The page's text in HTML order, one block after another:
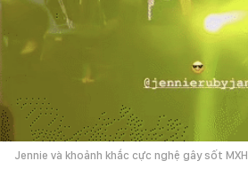
Jennie và khoảnh khắc cực nghệ gây sốt MXH